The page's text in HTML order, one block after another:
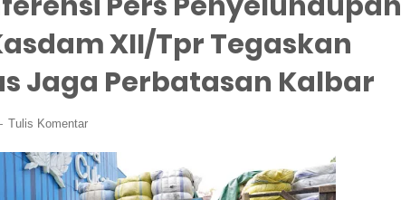
XII/Tpr Tegaskan
Jaga Perbatasan Kalbar
Tulis Komentar